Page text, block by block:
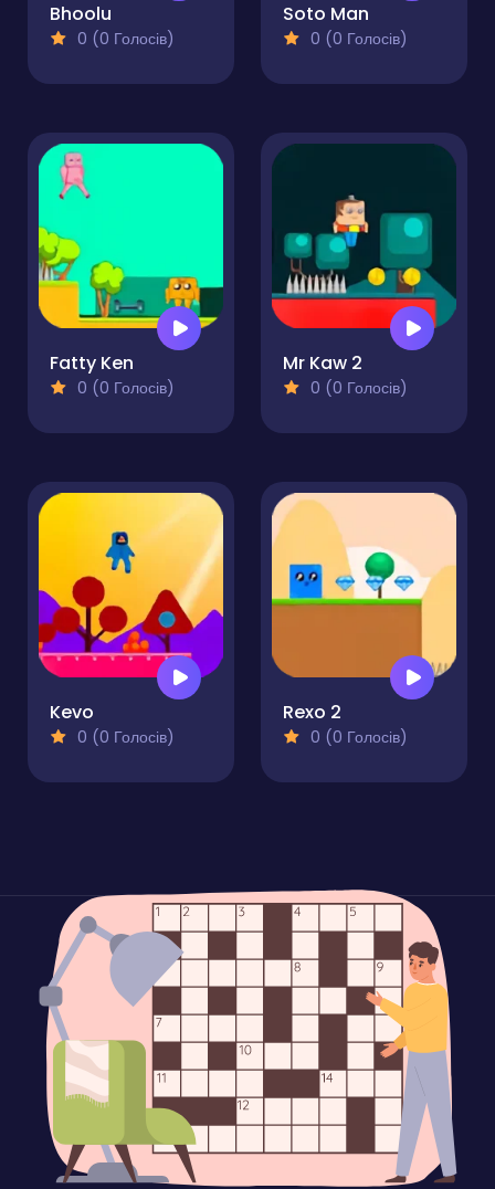
Bhoolu
0 (0 Голосів)
Soto Man
0 (0 Голосів)
Fatty Ken
0 (0 Голосів)
Mr Kaw 2
0 (0 Голосів)
Kevo
0 (0 Голосів)
Rexo 2
0 (0 Голосів)